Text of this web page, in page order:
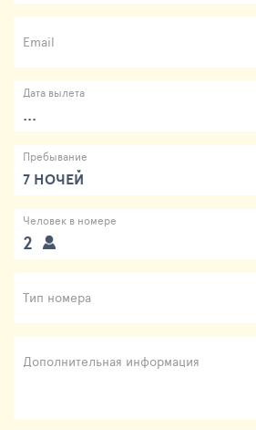
Email
Дата вылета
...
Пребывание
7 НОЧЕЙ
Человек в номере
2
Тип номера
Дополнительная информация